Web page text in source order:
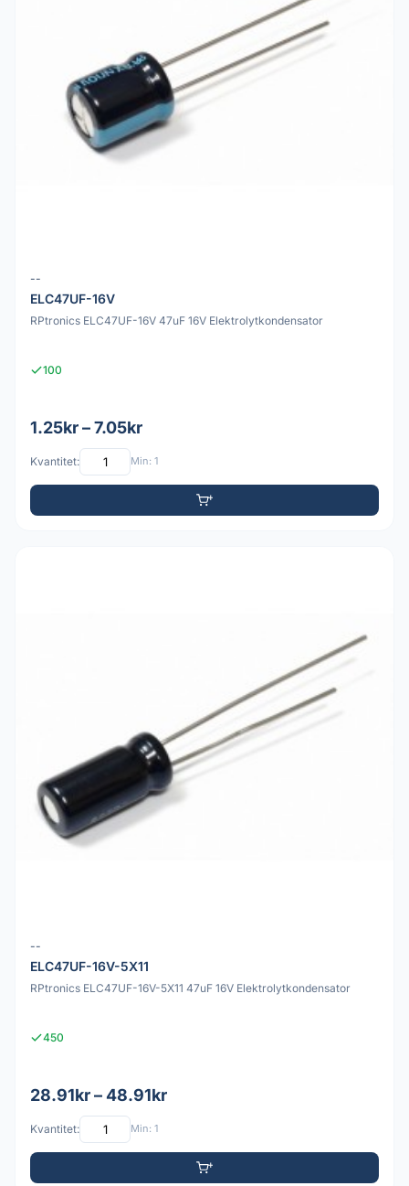
--
ELC47UF-16V
RPtronics ELC47UF-16V 47uF 16V Elektrolytkondensator
100
1.25kr – 7.05kr
Kvantitet: Min: 1
--
ELC47UF-16V-5X11
RPtronics ELC47UF-16V-5X11 47uF 16V Elektrolytkondensator
450
28.91kr – 48.91kr
Kvantitet: Min: 1